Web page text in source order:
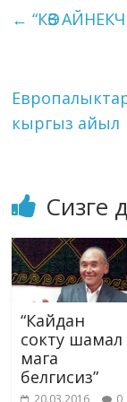
o m
l
← “КӨЗ
кыргыз айыл
Сизге
“Кайдан
сокту шамал
мага
белгисиз”